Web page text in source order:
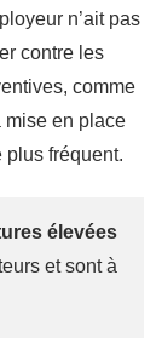
n’ait pas
contre les
comme
mise en place
plus fréquent.
élevées
et sont à